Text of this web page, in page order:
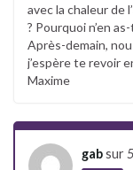
avec la chaleur de
? Pourquoi n’en
Après-demain,
j’espère te revoir
Maxime
gabsur